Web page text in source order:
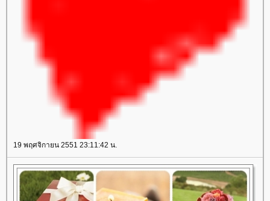
19 พฤศจิกายน 2551 23:11:42 น.